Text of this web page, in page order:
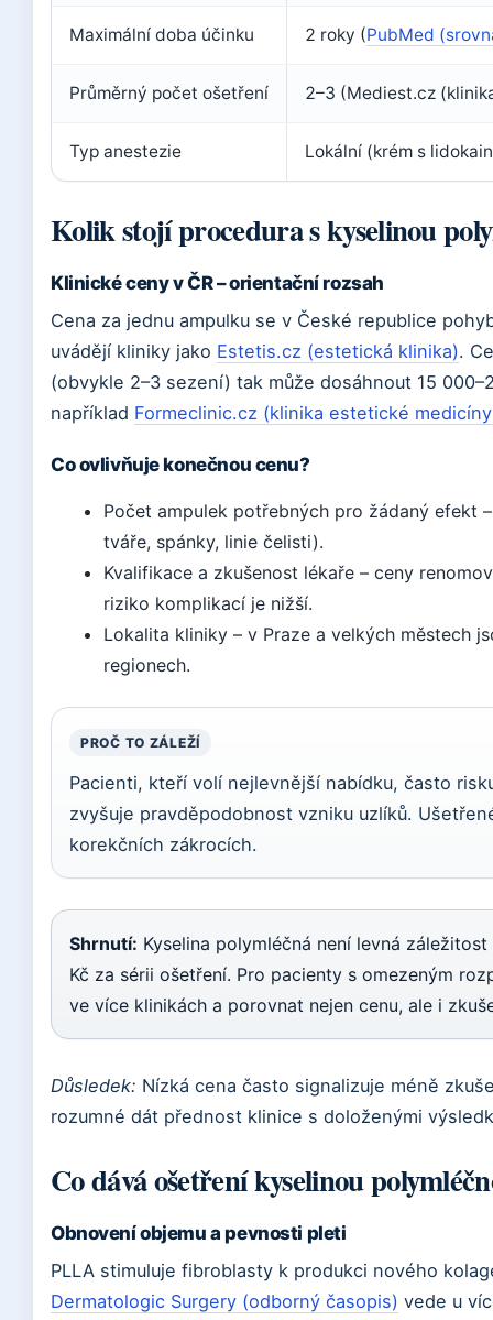
Maximální doba účinku 2 roky (PubMed
Průměrný počet ošetření 2–3 (Mediest.cz
Typ anestezie Lokální (krém s
Kolik stojí procedura s kyselinou
Klinické ceny v ČR – orientační rozsah
Cena za jednu ampulku se v České republice
uvádějí kliniky jako Estetis.cz (estetická klinika).
(obvykle 2–3 sezení) tak může dosáhnout 15
například Formeclinic.cz (klinika estetické
Co ovlivňuje konečnou cenu?
Počet ampulek potřebných pro žádaný efekt
tváře, spánky, linie čelisti).
Kvalifikace a zkušenost lékaře – ceny
riziko komplikací je nižší.
Lokalita kliniky – v Praze a velkých městech
regionech.
PROČ TO ZÁLEŽÍ
Pacienti, kteří volí nejlevnější nabídku, často
zvyšuje pravděpodobnost vzniku uzlíků.
korekčních zákrocích.
Shrnutí: Kyselina polymléčná není levná
Kč za sérii ošetření. Pro pacienty s omezeným
ve více klinikách a porovnat nejen cenu, ale i
Důsledek: Nízká cena často signalizuje méně
rozumné dát přednost klinice s doloženými
Co dává ošetření kyselinou
Obnovení objemu a pevnosti pleti
PLLA stimuluje fibroblasty k produkci nového
Dermatologic Surgery (odborný časopis) vede u